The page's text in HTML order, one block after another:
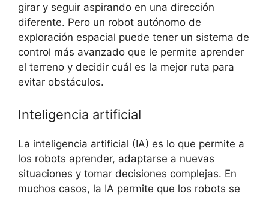
girar y seguir aspirando en una dirección
diferente. Pero un robot autónomo de
exploración espacial puede tener un sistema de
control más avanzado que le permite aprender
el terreno y decidir cuál es la mejor ruta para
evitar obstáculos.
Inteligencia artificial
La inteligencia artificial (IA) es lo que permite a
los robots aprender, adaptarse a nuevas
situaciones y tomar decisiones complejas. En
muchos casos, la IA permite que los robots se